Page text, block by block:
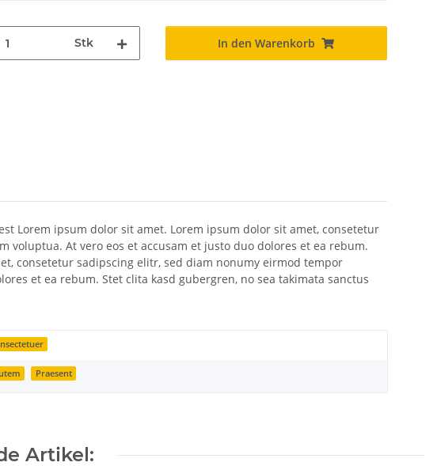
Stk In den Warenkorb
Lorem ipsum dolor sit amet. Lorem ipsum dolor sit amet, consetetur
At vero eos et accusam et justo duo dolores et ea rebum.
consetetur sadipscing elitr, sed diam nonumy eirmod tempor
et ea rebum. Stet clita kasd gubergren, no sea takimata sanctus
Praesent
Artikel: